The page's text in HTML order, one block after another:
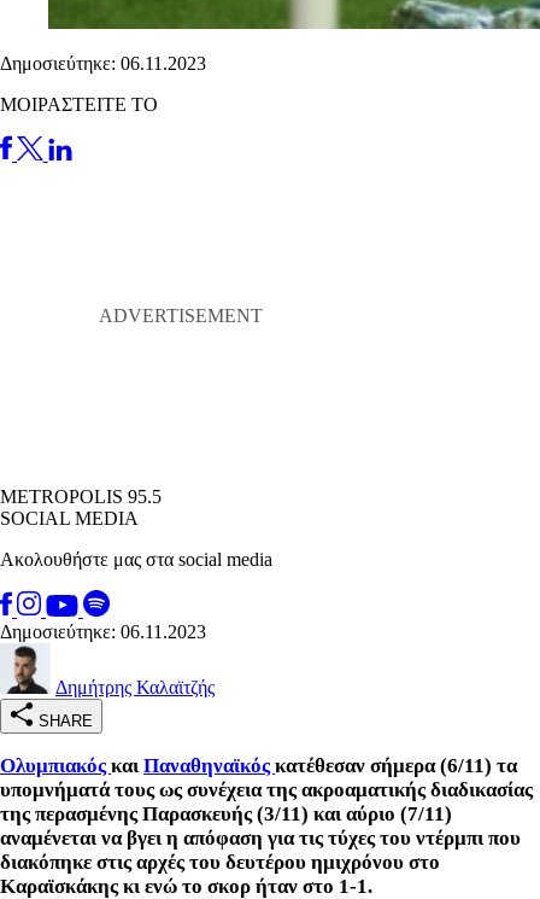
Δημοσιεύτηκε: 06.11.2023
ΜΟΙΡΑΣΤΕΙΤΕ ΤΟ
METROPOLIS 95.5
SOCIAL MEDIA
Ακολουθήστε μας στα social media
Δημοσιεύτηκε: 06.11.2023
Δημήτρης Καλαϊτζής
SHARE
ΟλυμπιακόςκαιΠαναθηναϊκόςκατέθεσαν σήμερα (6/11) τα
υπομνήματά τους ως συνέχεια της ακροαματικής διαδικασίας
της περασμένης Παρασκευής (3/11) και αύριο (7/11)
αναμένεται να βγει η απόφαση για τις τύχες του ντέρμπι που
διακόπηκε στις αρχές του δευτέρου ημιχρόνου στο
Καραϊσκάκης κι ενώ το σκορ ήταν στο 1-1.